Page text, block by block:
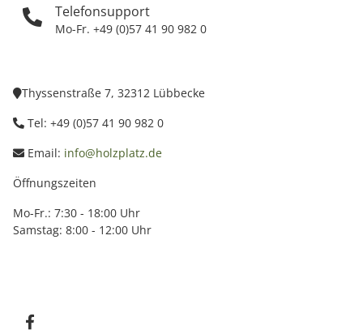
Telefonsupport
Mo-Fr. +49 (0)57 41 90 982 0
Thyssenstraße 7, 32312 Lübbecke
Tel: +49 (0)57 41 90 982 0
Email: info@holzplatz.de
Öffnungszeiten
Mo-Fr.: 7:30 - 18:00 Uhr
Samstag: 8:00 - 12:00 Uhr